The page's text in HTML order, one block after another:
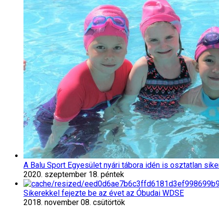
A Balu Sport Egyesület nyári tábora idén is osztatlan
2020. szeptember 18. péntek
Sikerekkel fejezte be az évet az Óbudai WDSE
2018. november 08. csütörtök